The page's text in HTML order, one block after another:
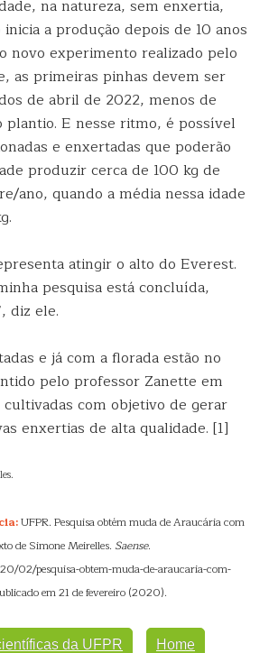
na natureza, sem enxertia,
a produção depois de 10 anos
novo experimento realizado pelo
as primeiras pinhas devem ser
de abril de 2022, menos de
plantio. E nesse ritmo, é possível
e enxertadas que poderão
produzir cerca de 100 kg de
ano, quando a média nessa idade
atingir o alto do Everest.
pesquisa está concluída,
diz ele.
e já com a florada estão no
pelo professor Zanette em
cultivadas com objetivo de gerar
enxertias de alta qualidade. [1]
UFPR. Pesquisa obtém muda de Araucária com
de Simone Meirelles. Saense.
02/pesquisa-obtem-muda-de-araucaria-com-
em 21 de fevereiro (2020).
da UFPR Home